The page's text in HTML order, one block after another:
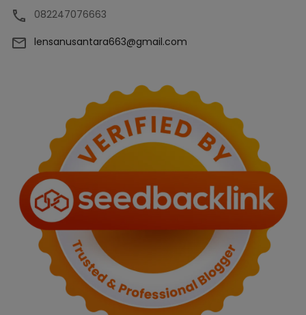
082247076663
lensanusantara663@gmail.com